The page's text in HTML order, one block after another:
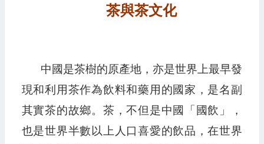
茶與茶文化
中國是茶樹的原產地，亦是世界上最早發
現和利用茶作為飲料和藥用的國家，是名副
其實茶的故鄉。茶，不但是中國「國飲」，
也是世界半數以上人口喜愛的飲品，在世界